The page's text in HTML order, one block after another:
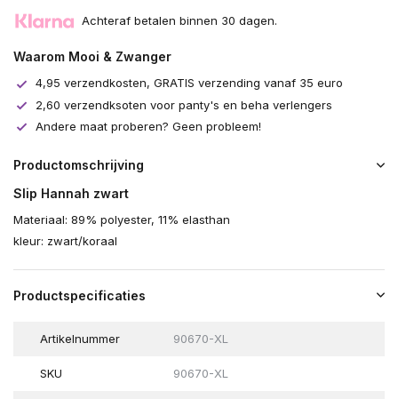
Achteraf betalen binnen 30 dagen.
Waarom Mooi & Zwanger
4,95 verzendkosten, GRATIS verzending vanaf 35 euro
2,60 verzendksoten voor panty's en beha verlengers
Andere maat proberen? Geen probleem!
Productomschrijving
Slip Hannah zwart
Materiaal: 89% polyester, 11% elasthan
kleur: zwart/koraal
Productspecificaties
Artikelnummer 90670-XL
SKU 90670-XL